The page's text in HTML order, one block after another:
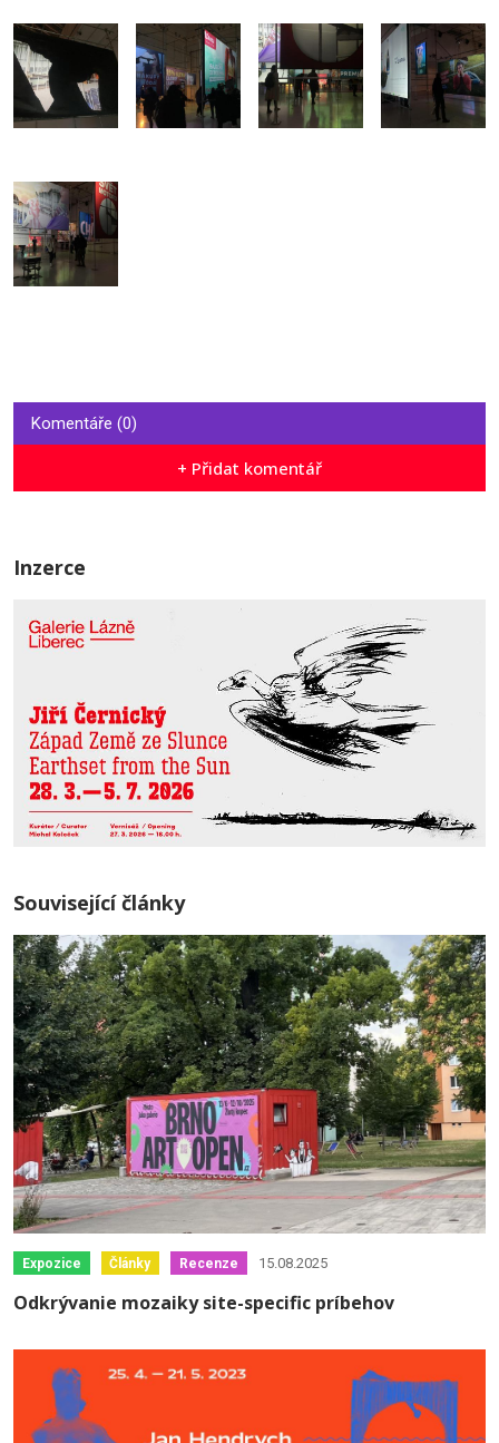
Komentáře (0)
+ Přidat komentář
Inzerce
Související články
Expozice Články Recenze 15.08.2025
Odkrývanie mozaiky site-specific príbehov